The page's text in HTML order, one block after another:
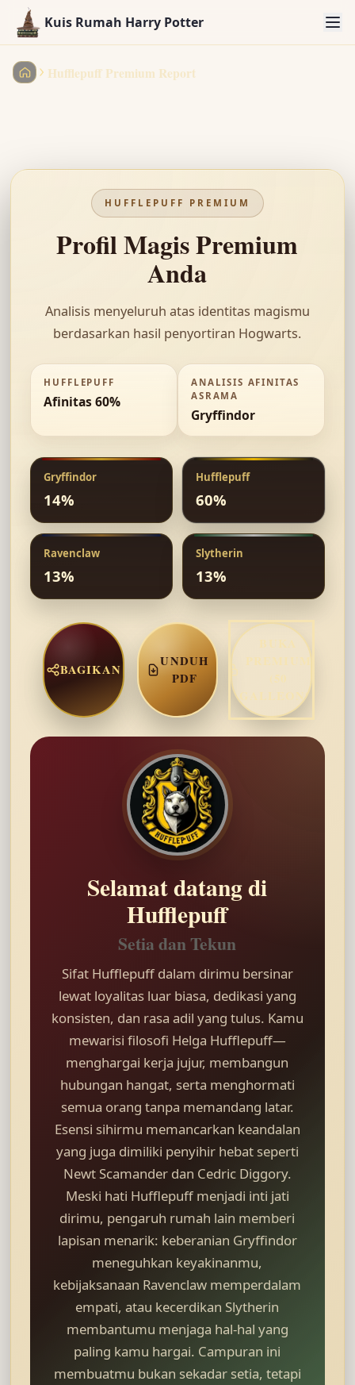
Kuis Rumah Harry Potter
Kuis Rumah Harry Potter
Hufflepuff Premium Report
HUFFLEPUFF PREMIUM
Profil Magis Premium
Anda
Analisis menyeluruh atas identitas magismu
berdasarkan hasil penyortiran Hogwarts.
HUFFLEPUFF
Afinitas 60%
ANALISIS AFINITAS
ASRAMA
Gryffindor
Gryffindor
14%
Hufflepuff
60%
Ravenclaw
13%
Slytherin
13%
BAGIKAN
UNDUH
PDF
BUKA
PREMIUM
(50
GALLEONS)
Selamat datang di
Hufflepuff
Setia dan Tekun
Sifat Hufflepuff dalam dirimu bersinar
lewat loyalitas luar biasa, dedikasi yang
konsisten, dan rasa adil yang tulus. Kamu
mewarisi filosofi Helga Hufflepuff—
menghargai kerja jujur, membangun
hubungan hangat, serta menghormati
semua orang tanpa memandang latar.
Esensi sihirmu memancarkan keandalan
yang juga dimiliki penyihir hebat seperti
Newt Scamander dan Cedric Diggory.
Meski hati Hufflepuff menjadi inti jati
dirimu, pengaruh rumah lain memberi
lapisan menarik: keberanian Gryffindor
meneguhkan keyakinanmu,
kebijaksanaan Ravenclaw memperdalam
empati, atau kecerdikan Slytherin
membantumu menjaga hal-hal yang
paling kamu hargai. Campuran ini
membuatmu bukan sekadar setia, tetapi